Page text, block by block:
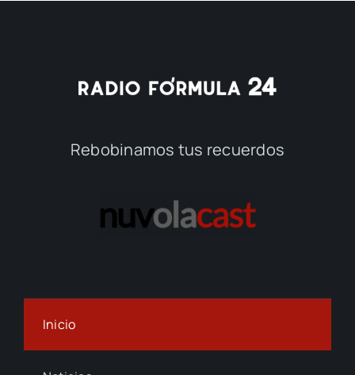
Rebobinamos tus recuerdos
Inicio